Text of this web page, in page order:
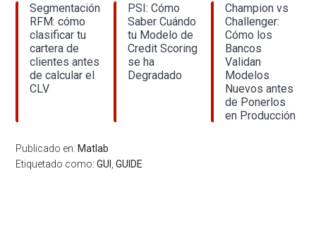
Segmentación
RFM: cómo
clasificar tu
cartera de
clientes antes
de calcular el
CLV
PSI: Cómo
Saber Cuándo
tu Modelo de
Credit Scoring
se ha
Degradado
Champion vs
Challenger:
Cómo los
Bancos
Validan
Modelos
Nuevos antes
de Ponerlos
en Producción
Publicado en: Matlab
Etiquetado como:GUI ,GUIDE